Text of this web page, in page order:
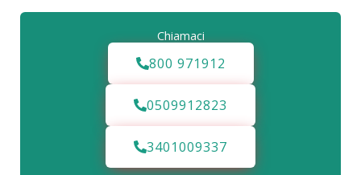
Chiamaci
800 971912
0509912823
3401009337